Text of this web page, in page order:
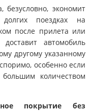
безусловно, экономит
поездках на
после прилета или
автомобиль
другому указанному
особенно если
количеством
покрытие без